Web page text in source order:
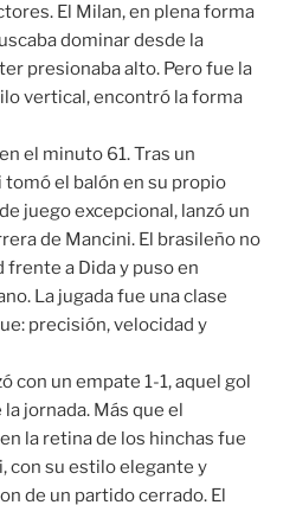
El Milan, en plena forma
dominar desde la
presionaba alto. Pero fue la
vertical, encontró la forma
el minuto 61. Tras un
el balón en su propio
juego excepcional, lanzó un
de Mancini. El brasileño no
a Dida y puso en
La jugada fue una clase
precisión, velocidad y
con un empate 1-1, aquel gol
jornada. Más que el
la retina de los hinchas fue
con su estilo elegante y
de un partido cerrado. El